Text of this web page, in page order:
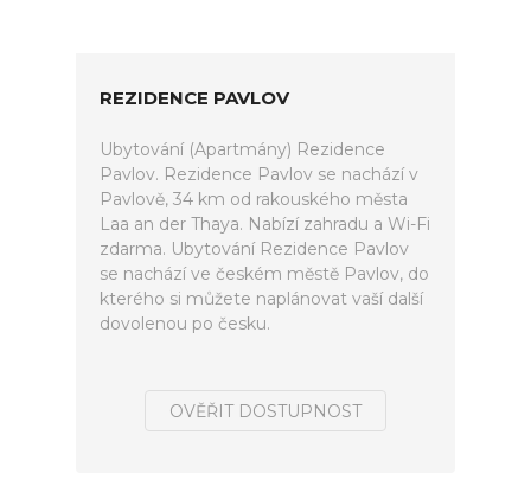
REZIDENCE PAVLOV
Ubytování (Apartmány) Rezidence
Pavlov. Rezidence Pavlov se nachází v
Pavlově, 34 km od rakouského města
Laa an der Thaya. Nabízí zahradu a Wi-Fi
zdarma. Ubytování Rezidence Pavlov
se nachází ve českém městě Pavlov, do
kterého si můžete naplánovat vaší další
dovolenou po česku.
OVĚŘIT DOSTUPNOST